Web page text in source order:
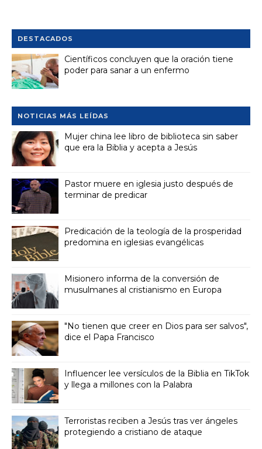
DESTACADOS
Científicos concluyen que la oración tiene
poder para sanar a un enfermo
NOTICIAS MÁS LEÍDAS
Mujer china lee libro de biblioteca sin saber
que era la Biblia y acepta a Jesús
Pastor muere en iglesia justo después de
terminar de predicar
Predicación de la teología de la prosperidad
predomina en iglesias evangélicas
Misionero informa de la conversión de
musulmanes al cristianismo en Europa
"No tienen que creer en Dios para ser salvos",
dice el Papa Francisco
Influencer lee versículos de la Biblia en TikTok
y llega a millones con la Palabra
Terroristas reciben a Jesús tras ver ángeles
protegiendo a cristiano de ataque